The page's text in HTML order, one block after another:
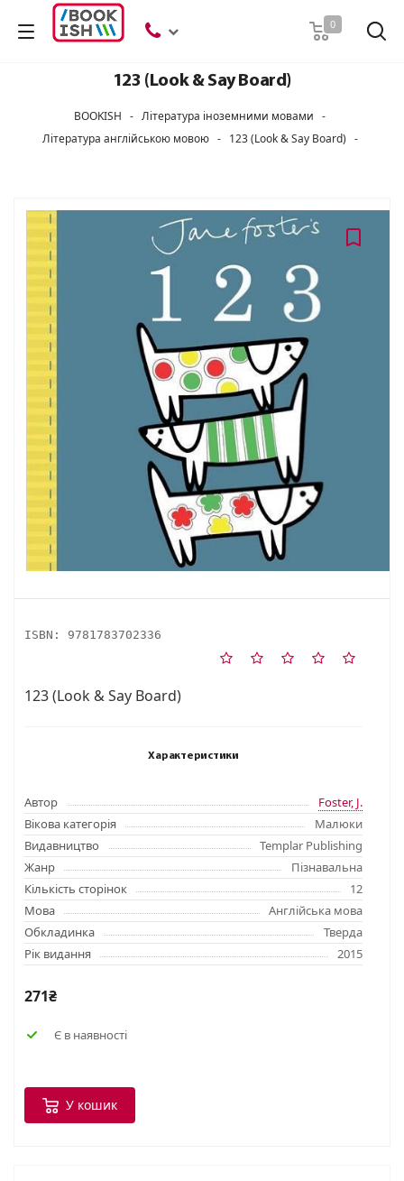
0
123 (Look & Say Board)
BOOKISH - Література іноземними мовами -
Література англійською мовою - 123 (Look & Say Board) -
ISBN: 9781783702336
123 (Look & Say Board)
Характеристики
Автор
Foster, J.
Вікова категорія
Малюки
Видавництво
Templar Publishing
Жанр
Пізнавальна
Кількість сторінок
12
Мова
Англійська мова
Обкладинка
Тверда
Рік видання
2015
271₴
Є в наявності
У кошик